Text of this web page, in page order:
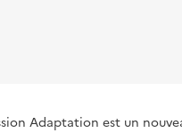
Adaptation est un